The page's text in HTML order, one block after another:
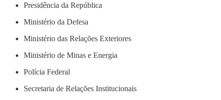
Presidência da República
Ministério da Defesa
Ministério das Relações Exteriores
Ministério de Minas e Energia
Polícia Federal
Secretaria de Relações Institucionais